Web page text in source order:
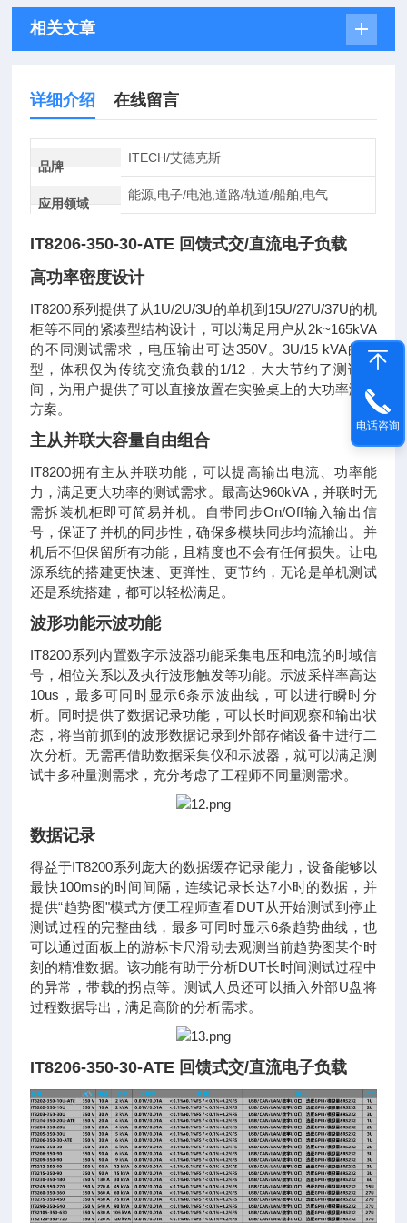
相关文章
详细介绍 在线留言
品牌
ITECH/艾德克斯
应用领域
能源,电子/电池,道路/轨道/船舶,电气
IT8206-350-30-ATE 回馈式交/直流电子负载
高功率密度设计
IT8200系列提供了从1U/2U/3U的单机到15U/27U/37U的机
柜等不同的紧凑型结构设计，可以满足用户从2k~165kVA
的不同测试需求，电压输出可达350V。3U/15 kVA的机
型，体积仅为传统交流负载的1/12，大大节约了测试空
间，为用户提供了可以直接放置在实验桌上的大功率测试
方案。
主从并联大容量自由组合
IT8200拥有主从并联功能，可以提高输出电流、功率能
力，满足更大功率的测试需求。最高达960kVA，并联时无
需拆装机柜即可简易并机。自带同步On/Off输入输出信
号，保证了并机的同步性，确保多模块同步均流输出。并
机后不但保留所有功能，且精度也不会有任何损失。让电
源系统的搭建更快速、更弹性、更节约，无论是单机测试
还是系统搭建，都可以轻松满足。
波形功能示波功能
IT8200系列内置数字示波器功能采集电压和电流的时域信
号，相位关系以及执行波形触发等功能。示波采样率高达
10us，最多可同时显示6条示波曲线，可以进行瞬时分
析。同时提供了数据记录功能，可以长时间观察和输出状
态，将当前抓到的波形数据记录到外部存储设备中进行二
次分析。无需再借助数据采集仪和示波器，就可以满足测
试中多种量测需求，充分考虑了工程师不同量测需求。
数据记录
得益于IT8200系列庞大的数据缓存记录能力，设备能够以
最快100ms的时间间隔，连续记录长达7小时的数据，并
提供“趋势图"模式方便工程师查看DUT从开始测试到停止
测试过程的完整曲线，最多可同时显示6条趋势曲线，也
可以通过面板上的游标卡尺滑动去观测当前趋势图某个时
刻的精准数据。该功能有助于分析DUT长时间测试过程中
的异常，带载的拐点等。测试人员还可以插入外部U盘将
过程数据导出，满足高阶的分析需求。
IT8206-350-30-ATE 回馈式交/直流电子负载
电话咨询